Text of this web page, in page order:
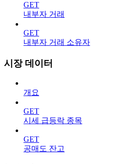
GET
내부자 거래
GET
내부자 거래 소유자
시장 데이터
개요
GET
시세 급등락 종목
GET
공매도 잔고